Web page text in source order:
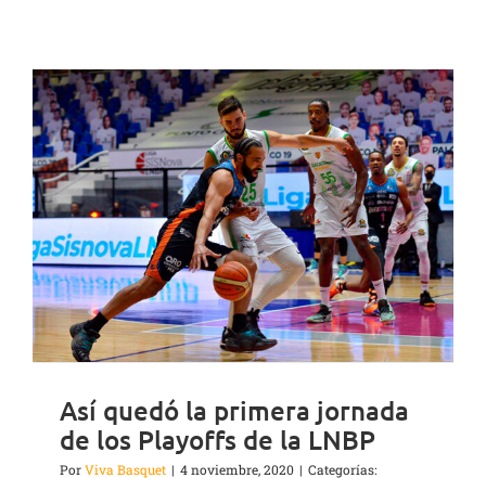
Así quedó la primera jornada
de los Playoffs de la LNBP
PorViva Basquet | 4 noviembre, 2020 | Categorías: